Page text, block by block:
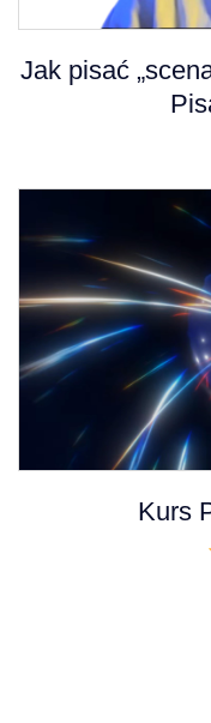
Jak pisać
Kurs